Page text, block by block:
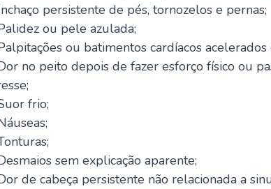
persistente de pés, tornozelos e pernas;
ou pele azulada;
ou batimentos cardíacos acelerados
no peito depois de fazer esforço físico ou
frio;
sem explicação aparente;
de cabeça persistente não relacionada a